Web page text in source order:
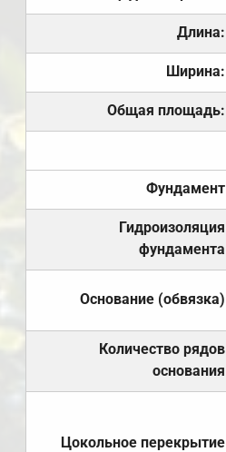
Длина:
Ширина:
Общая площадь:
Фундамент
Гидроизоляция
фундамента
Основание (обвязка)
Количество рядов
основания
Цокольное перекрытие